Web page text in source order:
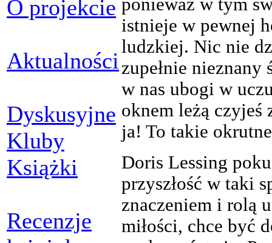
O projekcie
Aktualności
Dyskusyjne
Kluby
Książki
Recenzje
ponieważ w tym
istnieje w pewnej
ludzkiej. Nic nie
zupełnie
w nas ubogi w
oknem leżą czyjeś
ja! To takie
Doris Lessing
przyszłość w taki
znaczeniem i rolą
miłości, chce być